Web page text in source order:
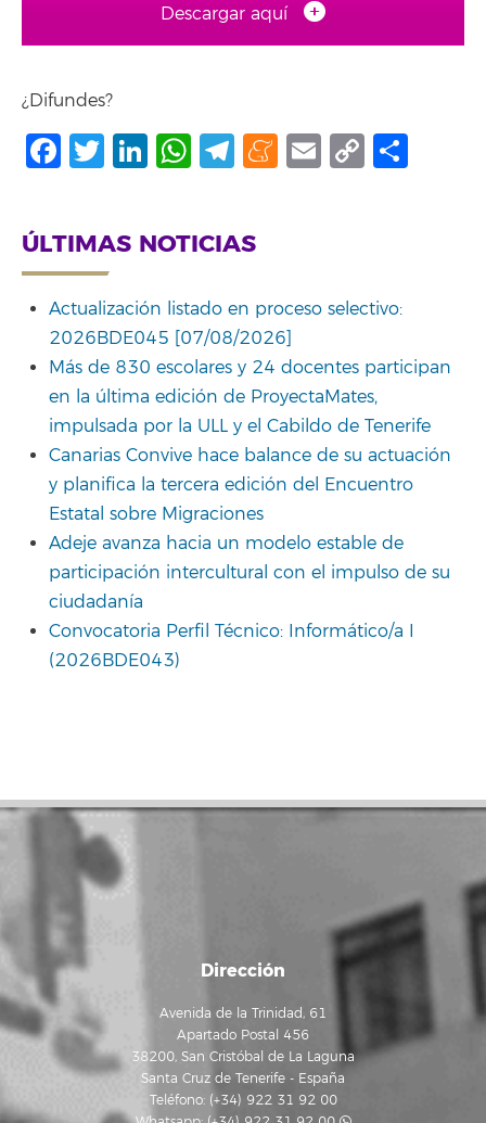
Descargar aquí
¿Difundes?
Facebook
Twitter
LinkedIn
WhatsApp
Telegram
Meneame
Email
Copy
ÚLTIMAS NOTICIAS
Actualización listado en proceso selectivo:
2026BDE045 [07/08/2026]
Más de 830 escolares y 24 docentes participan
en la última edición de ProyectaMates,
impulsada por la ULL y el Cabildo de Tenerife
Canarias Convive hace balance de su actuación
y planifica la tercera edición del Encuentro
Estatal sobre Migraciones
Adeje avanza hacia un modelo estable de
participación intercultural con el impulso de su
ciudadanía
Convocatoria Perfil Técnico: Informático/a I
(2026BDE043)
Dirección
Avenida de la Trinidad, 61
Apartado Postal 456
38200, San Cristóbal de La Laguna
Santa Cruz de Tenerife - España
Teléfono: (+34) 922 31 92 00